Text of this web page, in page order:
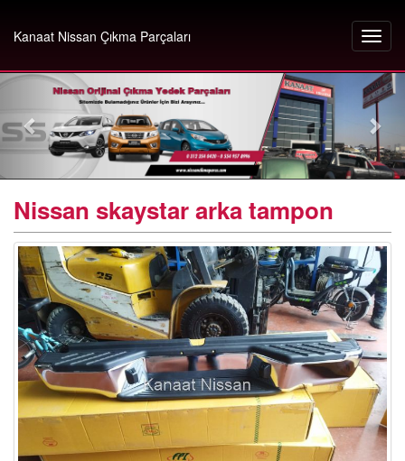
Kanaat Nissan Çıkma Parçaları
Nissan skaystar arka tampon